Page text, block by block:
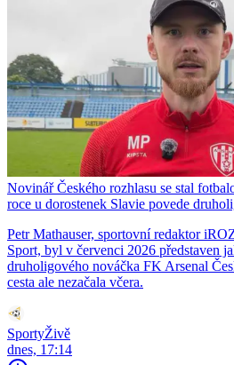
Novinář Českého rozhlasu se stal
roce u dorostenek Slavie povede
Petr Mathauser, sportovní redaktor
Sport, byl v červenci 2026 představen
druholigového nováčka FK Arsenal
cesta ale nezačala včera.
SportyŽivě
dnes, 17:14